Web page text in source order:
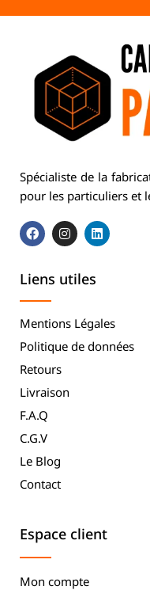
Spécialiste de la
pour les particuliers et
Liens utiles
Mentions Légales
Politique de données
Retours
Livraison
F.A.Q
C.G.V
Le Blog
Contact
Espace client
Mon compte